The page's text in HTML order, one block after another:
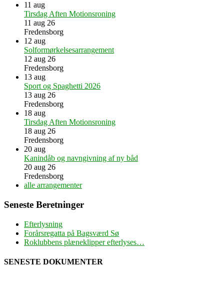
11 aug
Tirsdag Aften Motionsroning
11 aug 26
Fredensborg
12 aug
Solformørkelsesarrangement
12 aug 26
Fredensborg
13 aug
Sport og Spaghetti 2026
13 aug 26
Fredensborg
18 aug
Tirsdag Aften Motionsroning
18 aug 26
Fredensborg
20 aug
Kanindåb og navngivning af ny båd
20 aug 26
Fredensborg
alle arrangementer
Seneste Beretninger
Efterlysning
Forårsregatta på Bagsværd Sø
Roklubbens plæneklipper efterlyses…
SENESTE DOKUMENTER